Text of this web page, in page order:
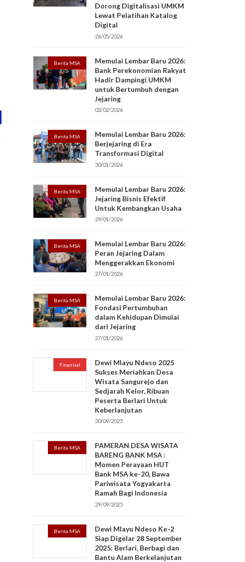
Dorong Digitalisasi UMKM
Lewat Pelatihan Katalog
Digital
26/05/2026
Berita MSA
Memulai Lembar Baru 2026:
Bank Perekonomian Rakyat
Hadir Dampingi UMKM
untuk Bertumbuh dengan
Jejaring
02/02/2026
Berita MSA
Memulai Lembar Baru 2026:
Berjejaring di Era
Transformasi Digital
30/01/2026
Berita MSA
Memulai Lembar Baru 2026:
Jejaring Bisnis Efektif
Untuk Kembangkan Usaha
29/01/2026
Berita MSA
Memulai Lembar Baru 2026:
Peran Jejaring Dalam
Menggerakkan Ekonomi
27/01/2026
Berita MSA
Memulai Lembar Baru 2026:
Fondasi Pertumbuhan
dalam Kehidupan Dimulai
dari Jejaring
27/01/2026
Finansial
Dewi Mlayu Ndeso 2025
Sukses Meriahkan Desa
Wisata Sangurejo dan
Sedjarah Kelor, Ribuan
Peserta Berlari Untuk
Keberlanjutan
30/09/2025
Berita MSA
PAMERAN DESA WISATA
BARENG BANK MSA :
Momen Perayaan HUT
Bank MSA ke-20, Bawa
Pariwisata Yogyakarta
Ramah Bagi Indonesia
29/09/2025
Berita MSA
Dewi Mlayu Ndeso Ke-2
Siap Digelar 28 September
2025: Berlari, Berbagi dan
Bantu Alam Berkelanjutan